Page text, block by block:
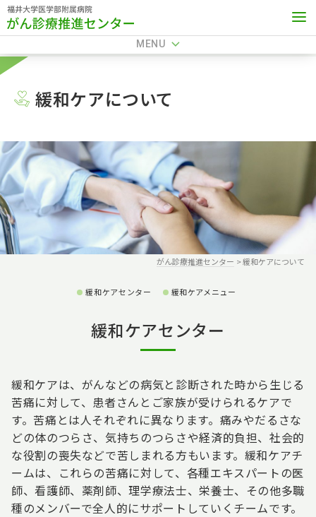
MENU
緩和ケアについて
がん診療推進センター 緩和ケアについて
緩和ケアセンター 緩和ケアメニュー
緩和ケアセンター
緩和ケアは、がんなどの病気と診断された時から生じる
苦痛に対して、患者さんとご家族が受けられるケアで
す。苦痛とは人それぞれに異なります。痛みやだるさな
どの体のつらさ、気持ちのつらさや経済的負担、社会的
な役割の喪失などで苦しまれる方もいます。緩和ケアチ
ームは、これらの苦痛に対して、各種エキスパートの医
師、看護師、薬剤師、理学療法士、栄養士、その他多職
種のメンバーで全人的にサポートしていくチームです。